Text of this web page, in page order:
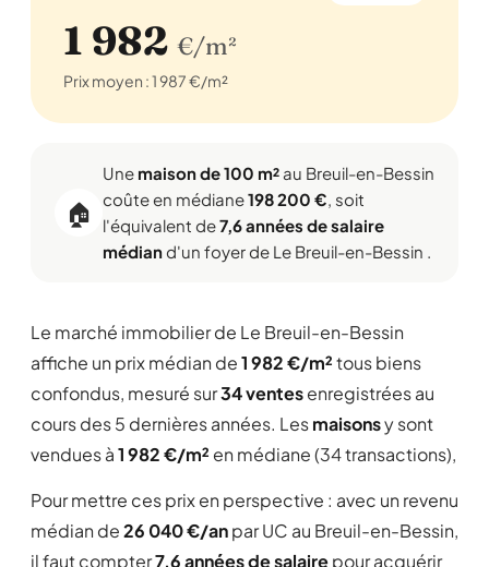
1 982 €/m²
Prix moyen : 1 987 €/m²
🏠
Une maison de 100 m² au Breuil-en-Bessin
coûte en médiane198 200 €, soit
l'équivalent de7,6 années de salaire
médiand'un foyer de Le Breuil-en-Bessin .
Le marché immobilier de Le Breuil-en-Bessin
affiche un prix médian de1 982 €/m²tous biens
confondus, mesuré sur34 ventesenregistrées au
cours des 5 dernières années. Lesmaisonsy sont
vendues à1 982 €/m² en médiane (34 transactions),
Pour mettre ces prix en perspective : avec un revenu
médian de26 040 €/anpar UC au Breuil-en-Bessin,
il faut compter7,6 années de salairepour acquérir